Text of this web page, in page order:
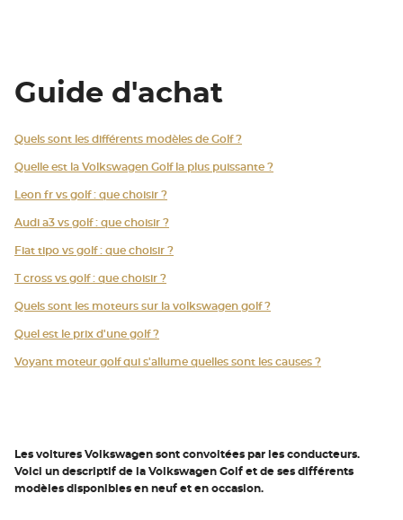
Guide d'achat
Quels sont les différents modèles de Golf ?
Quelle est la Volkswagen Golf la plus puissante ?
Leon fr vs golf : que choisir ?
Audi a3 vs golf : que choisir ?
Fiat tipo vs golf : que choisir ?
T cross vs golf : que choisir ?
Quels sont les moteurs sur la volkswagen golf ?
Quel est le prix d'une golf ?
Voyant moteur golf qui s'allume quelles sont les causes ?
Les voitures Volkswagen sont convoitées par les conducteurs.
Voici un descriptif de la Volkswagen Golf et de ses différents
modèles disponibles en neuf et en occasion.